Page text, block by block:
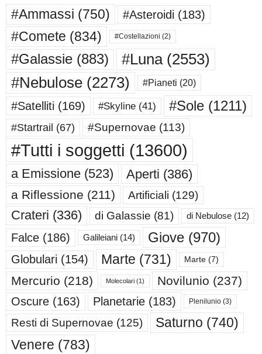
#Ammassi (750) #Asteroidi (183)
#Comete (834) #Costellazioni (2)
#Galassie (883) #Luna(2553)
#Nebulose (2273) #Pianeti (20)
#Satelliti (169) #Skyline (41) #Sole (1211)
#Startrail (67) #Supernovae (113)
#Tutti i soggetti (13600)
a Emissione (523) Aperti (386)
a Riflessione (211) Artificiali (129)
Crateri (336) di Galassie (81) di Nebulose (12)
Falce (186) Galileiani (14) Giove (970)
Globulari (154) Marte (731) Marte (7)
Mercurio (218) Molecolari (1) Novilunio (237)
Oscure (163) Planetarie (183) Plenilunio (3)
Resti di Supernovae (125) Saturno (740)
Venere (783)